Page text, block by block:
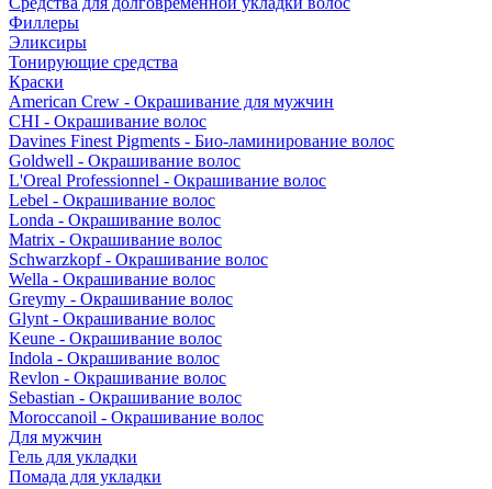
Филлеры
Эликсиры
Тонирующие средства
Краски
American Crew - Окрашивание для мужчин
CHI - Окрашивание волос
Davines Finest Pigments - Био-ламинирование волос
Goldwell - Окрашивание волос
L'Oreal Professionnel - Окрашивание волос
Lebel - Окрашивание волос
Londa - Окрашивание волос
Matrix - Окрашивание волос
Schwarzkopf - Окрашивание волос
Wella - Окрашивание волос
Greymy - Окрашивание волос
Glynt - Окрашивание волос
Keune - Окрашивание волос
Indola - Окрашивание волос
Revlon - Окрашивание волос
Sebastian - Окрашивание волос
Moroccanoil - Окрашивание волос
Для мужчин
Гель для укладки
Помада для укладки